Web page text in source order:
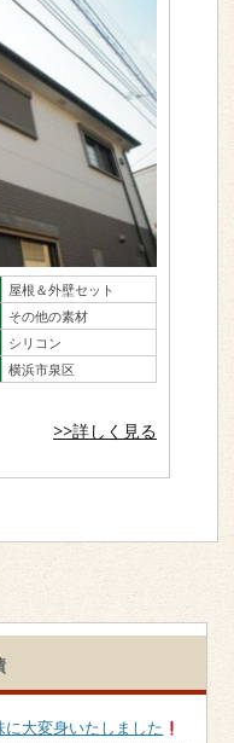
>>詳しく見る
屋根＆外壁セット
その他の素材
シリコン
横浜市泉区
>>詳しく見る
大変身いたしました